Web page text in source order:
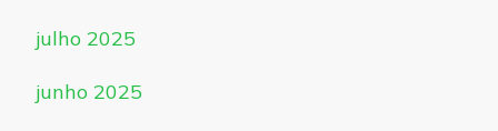
julho 2025
junho 2025